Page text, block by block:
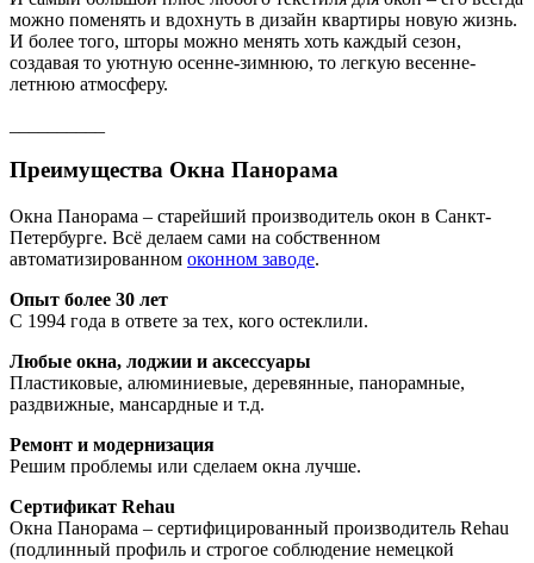
можно поменять и вдохнуть в дизайн квартиры новую жизнь.
И более того, шторы можно менять хоть каждый сезон,
создавая то уютную осенне-зимнюю, то легкую весенне-
летнюю атмосферу.
Преимущества Окна Панорама
Окна Панорама – старейший производитель окон в Санкт-
Петербурге. Всё делаем сами на собственном
автоматизированном оконном заводе.
Опыт более 30 лет
С 1994 года в ответе за тех, кого остеклили.
Любые окна, лоджии и аксессуары
Пластиковые, алюминиевые, деревянные, панорамные,
раздвижные, мансардные и т.д.
Ремонт и модернизация
Решим проблемы или сделаем окна лучше.
Сертификат Rehau
Окна Панорама – сертифицированный производитель Rehau
(подлинный профиль и строгое соблюдение немецкой